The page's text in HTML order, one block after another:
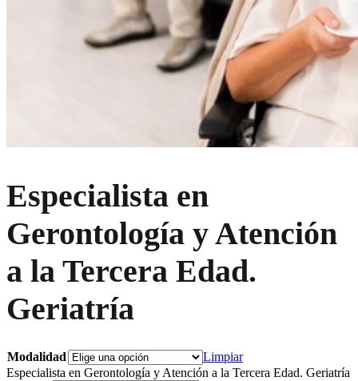
Especialista en
Gerontología y Atención
a la Tercera Edad.
Geriatría
Modalidad
Limpiar
Especialista en Gerontología y Atención a la Tercera Edad. Geriatría